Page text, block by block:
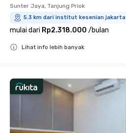
Sunter Jaya, Tanjung Priok
5.3 km dari institut kesenian jakarta
mulai dari Rp2.318.000 /bulan
Lihat info lebih banyak